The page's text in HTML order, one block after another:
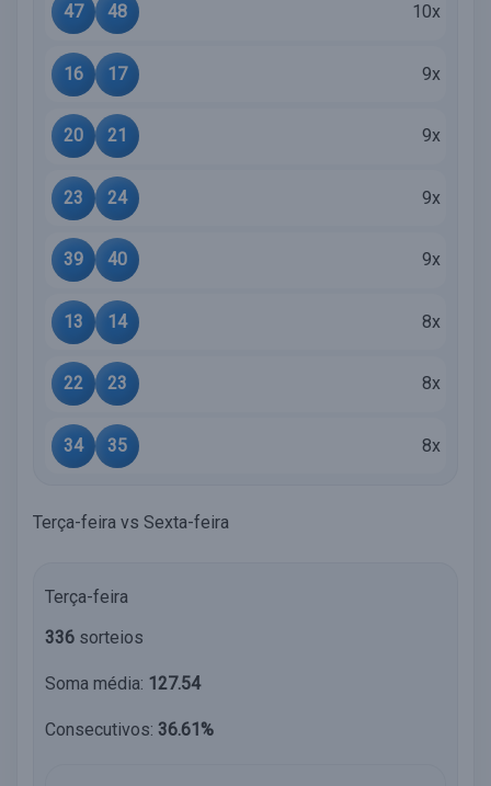
47 48 10x
16 17 9x
20 21 9x
23 24 9x
39 40 9x
13 14 8x
22 23 8x
34 35 8x
Terça-feira vs Sexta-feira
Terça-feira
336 sorteios
Soma média: 127.54
Consecutivos: 36.61%